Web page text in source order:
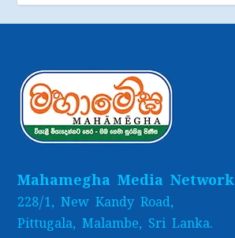
Mahamegha Media Network
228/1, New Kandy Road,
Pittugala, Malambe, Sri Lanka.